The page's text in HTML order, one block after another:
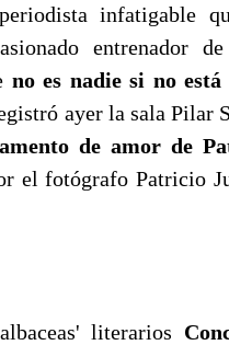
infatigable
entrenador
no es nadie si no
ayer la sala Pilar
de amor de
el fotógrafo Patricio
literarios